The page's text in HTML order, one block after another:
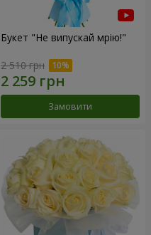
Букет "Не випускай мрію!"
2 510 грн
Замовити